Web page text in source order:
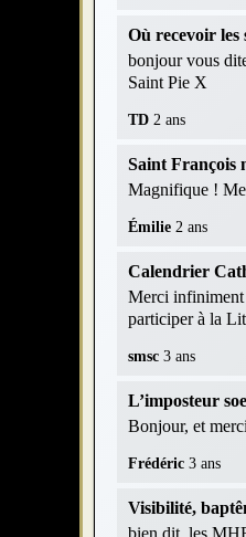
Où recevoir les
bonjour vous
Saint Pie X
TD 2 ans
Saint François
Magnifique !
Émilie 2 ans
Calendrier
Merci infiniment
participer à la
smsc 3 ans
L’imposteur
Bonjour, et
Frédéric 3 ans
Visibilité,
bien dit, les